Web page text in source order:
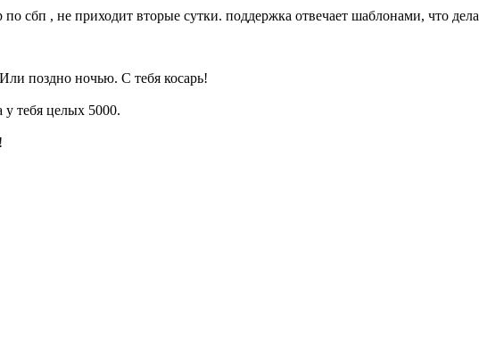
по сбп , не приходит вторые сутки. поддержка отвечает шаблонами, что
поздно ночью. С тебя косарь!
у тебя целых 5000.